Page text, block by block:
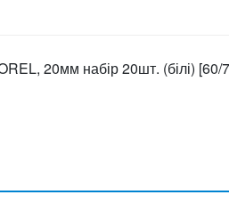
20мм набір 20шт. (білі) [60/